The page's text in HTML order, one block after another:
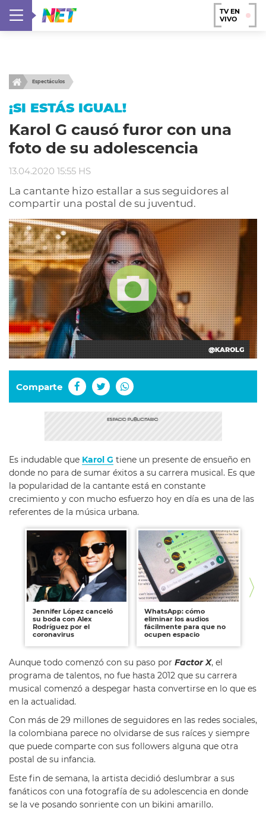
TV EN
VIVO
Espectáculos
¡SI ESTÁS IGUAL!
Karol G causó furor con una
foto de su adolescencia
13.04.2020 15:55 HS
La cantante hizo estallar a sus seguidores al
compartir una postal de su juventud.
@KAROLG
Comparte
Es indudable que Karol G tiene un presente de ensueño en
donde no para de sumar éxitos a su carrera musical. Es que
la popularidad de la cantante está en constante
crecimiento y con mucho esfuerzo hoy en día es una de las
referentes de la música urbana.
Jennifer López canceló
su boda con Alex
Rodríguez por el
coronavirus
WhatsApp: cómo
eliminar los audios
fácilmente para que no
ocupen espacio
Aunque todo comenzó con su paso por Factor X, el
programa de talentos, no fue hasta 2012 que su carrera
musical comenzó a despegar hasta convertirse en lo que es
en la actualidad.
Con más de 29 millones de seguidores en las redes sociales,
la colombiana parece no olvidarse de sus raíces y siempre
que puede comparte con sus followers alguna que otra
postal de su infancia.
Este fin de semana, la artista decidió deslumbrar a sus
fanáticos con una fotografía de su adolescencia en donde
se la ve posando sonriente con un bikini amarillo.